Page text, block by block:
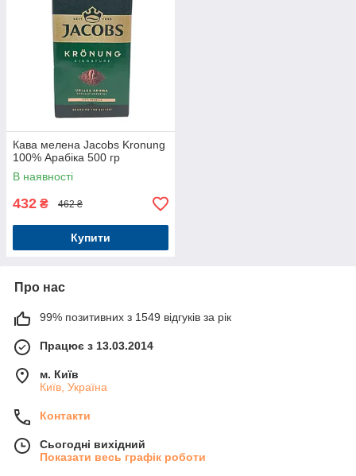
Кава мелена Jacobs Kronung
100% Арабіка 500 гр
В наявності
432 ₴ 462 ₴
Купити
Про нас
99% позитивних з 1549 відгуків за рік
Працює з 13.03.2014
м. Київ
Київ, Україна
Контакти
Сьогодні вихідний
Показати весь графік роботи